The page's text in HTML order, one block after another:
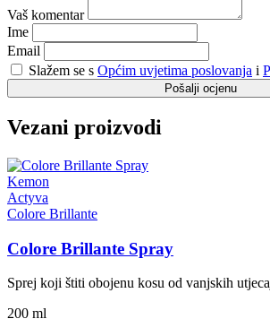
Vaš komentar
Ime
Email
Slažem se s Općim uvjetima poslovanja i
Pošalji ocjenu
Vezani proizvodi
Kemon
Actyva
Colore Brillante
Colore Brillante Spray
Sprej koji štiti obojenu kosu od vanjskih
200 ml